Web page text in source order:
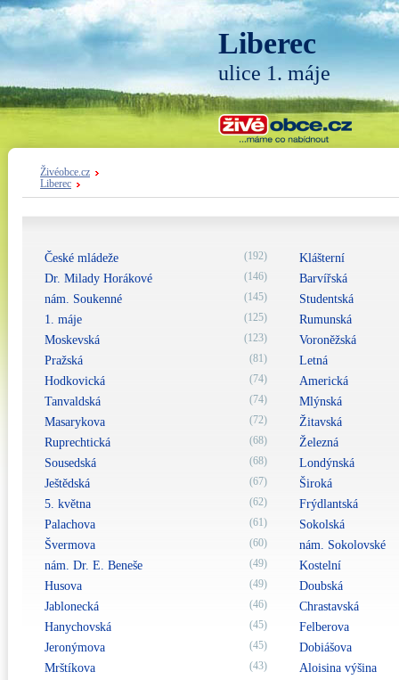
Liberec
ulice 1. máje
Živéobce.cz
Liberec
České mládeže (192)
Dr. Milady Horákové (146)
nám. Soukenné (145)
1. máje (125)
Moskevská (123)
Pražská (81)
Hodkovická (74)
Tanvaldská (74)
Masarykova (72)
Ruprechtická (68)
Sousedská (68)
Ještědská (67)
5. května (62)
Palachova (61)
Švermova (60)
nám. Dr. E. Beneše (49)
Husova (49)
Jablonecká (46)
Hanychovská (45)
Jeronýmova (45)
Mrštíkova (43)
Klášterní
Barvířská
Studentská
Rumunská
Voroněžská
Letná
Americká
Mlýnská
Žitavská
Železná
Londýnská
Široká
Frýdlantská
Sokolská
nám. Sokolovské
Kostelní
Doubská
Chrastavská
Felberova
Dobiášova
Aloisina výšina